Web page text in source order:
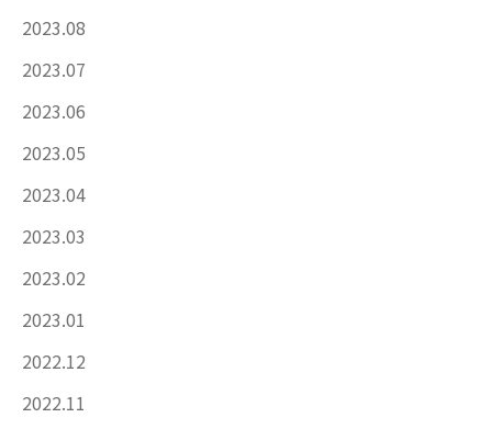
2023.08
2023.07
2023.06
2023.05
2023.04
2023.03
2023.02
2023.01
2022.12
2022.11